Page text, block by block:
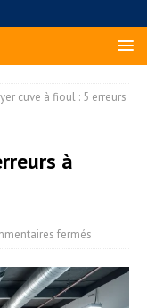
cuve à fioul : 5 erreurs
à
fermés